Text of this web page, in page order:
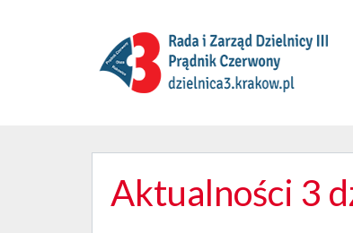
Aktualności 3